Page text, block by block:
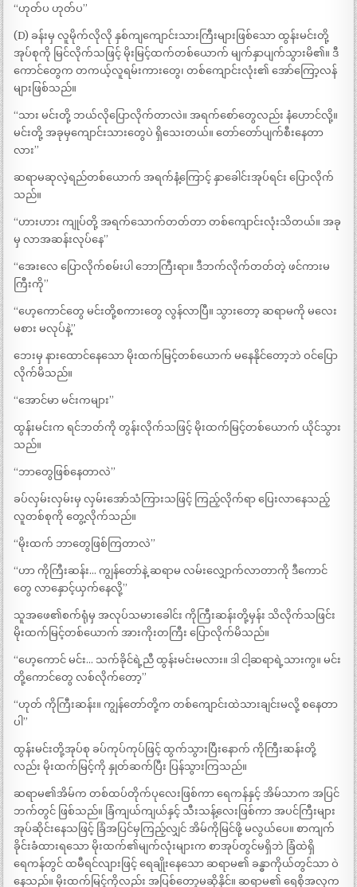
“ဟုတ်ပ ဟုတ်ပ”
(D) ခန်းမှ လူမိုက်လိုလို နှစ်ကျကျောင်းသားကြီးများဖြစ်သော ထွန်းမင်းတို့
အုပ်စုကို မြင်လိုက်သဖြင့် မိုးမြင့်ထက်တစ်ယောက် မျက်နှာပျက်သွားမိ၏။ ဒီ
ကောင်တွေက တကယ့်လူရမ်းကားတွေ၊ တစ်ကျောင်းလုံး၏ အော်ကြော့လန်
များဖြစ်သည်။
“သား မင်းတို့ ဘယ်လိုပြောလိုက်တာလဲ။ အရက်စော်တွေလည်း နံဟောင်လို့။
မင်းတို့ အခုမှကျောင်းသားတွေပဲ ရှိသေးတယ်။ တော်တော်ပျက်စီးနေတာ
လား”
ဆရာမဆုလဲ့ရည်တစ်ယောက် အရက်နံ့ကြောင့် နှာခေါင်းအုပ်ရင်း ပြောလိုက်
သည်။
“ဟားဟား ကျုပ်တို့ အရက်သောက်တတ်တာ တစ်ကျောင်းလုံးသိတယ်။ အခု
မှ လာအဆန်းလုပ်နေ”
“အေးလေ ပြောလိုက်စမ်းပါ ဘောကြီးရာ။ ဒီဘက်လိုက်တတ်တဲ့ ဖင်ကားမ
ကြီးကို”
“ဟေ့ကောင်တွေ မင်းတို့စကားတွေ လွန်လာပြီ။ သွားတော့ ဆရာမကို မလေး
မစား မလုပ်နဲ့”
ဘေးမှ နားထောင်နေသော မိုးထက်မြင့်တစ်ယောက် မနေနိုင်တော့ဘဲ ဝင်ပြော
လိုက်မိသည်။
“အောင်မာ မင်းကများ”
ထွန်းမင်းက ရင်ဘတ်ကို တွန်းလိုက်သဖြင့် မိုးထက်မြင့်တစ်ယောက် ယိုင်သွား
သည်။
“ဘာတွေဖြစ်နေတာလဲ”
ခပ်လှမ်းလှမ်းမှ လှမ်းအော်သံကြားသဖြင့် ကြည့်လိုက်ရာ ပြေးလာနေသည့်
လူတစ်စုကို တွေ့လိုက်သည်။
“မိုးထက် ဘာတွေဖြစ်ကြတာလဲ”
“ဟာ ကိုကြီးဆန်း… ကျွန်တော်နဲ့ ဆရာမ လမ်းလျှောက်လာတာကို ဒီကောင်
တွေ လာနှောင့်ယှက်နေလို့”
သူအဖေ၏စက်ရုံမှ အလုပ်သမားခေါင်း ကိုကြီးဆန်းတို့မှန်း သိလိုက်သဖြင်း
မိုးထက်မြင့်တစ်ယောက် အားကိုးတကြီး ပြောလိုက်မိသည်။
“ဟေ့ကောင် မင်း… သက်ခိုင်ရဲ့ညီ ထွန်းမင်းမလား။ ဒါ ငါ့ဆရာရဲ့သားကွ။ မင်း
တို့ကောင်တွေ လစ်လိုက်တော့”
“ဟုတ် ကိုကြီးဆန်း။ ကျွန်တော်တို့က တစ်ကျောင်းထဲသားချင်းမလို့ စနေတာ
ပါ”
ထွန်းမင်းတို့အုပ်စု ခပ်ကုပ်ကုပ်ဖြင့် ထွက်သွားပြီးနောက် ကိုကြီးဆန်းတို့
လည်း မိုးထက်မြင့်ကို နှုတ်ဆက်ပြီး ပြန်သွားကြသည်။
ဆရာမ၏အိမ်က တစ်ထပ်တိုက်ပုလေးဖြစ်ကာ ရေကန်နှင့် အိမ်သာက အပြင်
ဘက်တွင် ဖြစ်သည်။ ခြံကျယ်ကျယ်နှင့် သီးသန့်လေးဖြစ်ကာ အပင်ကြီးများ
အုပ်ဆိုင်းနေသဖြင့် ခြံအပြင်မှကြည့်လျှင် အိမ်ကိုမြင်ဖို့ မလွယ်ပေ။ စာကျက်
ခိုင်းခံထားရသော မိုးထက်၏မျက်လုံးများက စာအုပ်တွင်မရှိဘဲ ခြံထဲရှိ
ရေကန်တွင် ထမီရင်လျားဖြင့် ရေချိုးနေသော ဆရာမ၏ ခန္ဓာကိုယ်တွင်သာ ဝဲ
နေသည်။ မိုးထက်မြင့်ကိုလည်း အပြစ်တော့မဆိုနိုင်။ ဆရာမ၏ ရေစိုအလှက